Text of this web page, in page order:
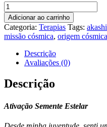
Cura
e
Resgate
do
Xamã
Interior
com
Ricardo
Trier
quantidade
Adicionar ao carrinho
Categoria: Terapias Tags:
missão cósmica, origem cósmica
Descrição
Avaliações (0)
Descrição
Ativação Semente Estelar